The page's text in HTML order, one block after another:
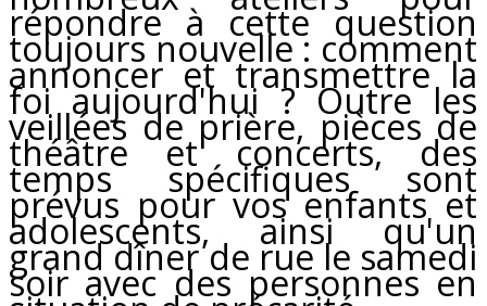
répondre à cette question
toujours nouvelle : comment
annoncer et transmettre la
foi aujourd'hui ? Outre les
veillées de prière, pièces de
théâtre et concerts, des
temps spécifiques sont
prévus pour vos enfants et
adolescents, ainsi qu'un
grand dîner de rue le samedi
soir avec des personnes en